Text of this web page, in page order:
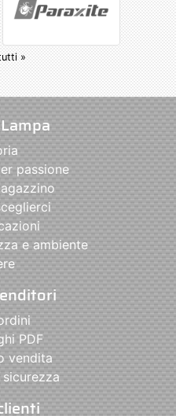
»
passione
e ambiente
PDF
vendita